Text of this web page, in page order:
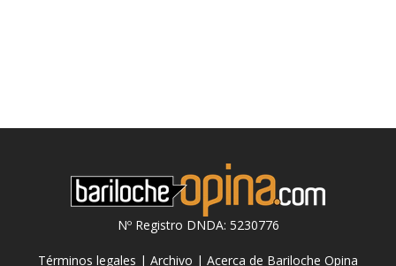
Nº Registro DNDA: 5230776
Términos legales | Archivo | Acerca de Bariloche Opina